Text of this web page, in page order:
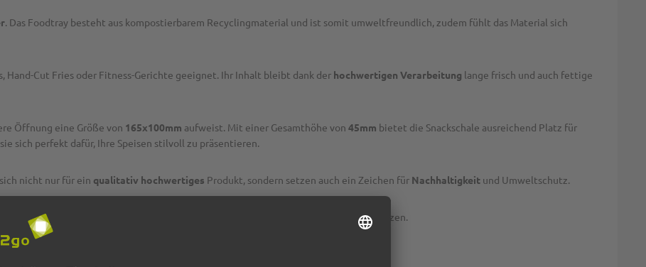
. Das Foodtray besteht aus kompostierbarem Recyclingmaterial und ist somit umweltfreundlich, zudem fühlt das Material sich
Hand-Cut Fries oder Fitness-Gerichte geeignet. Ihr Inhalt bleibt dank der hochwertigen Verarbeitung lange frisch und auch fettige
Öffnung eine Größe von 165x100mm aufweist. Mit einer Gesamthöhe von 45mm bietet die Snackschale ausreichend Platz für
sich perfekt dafür, Ihre Speisen stilvoll zu präsentieren.
nicht nur für ein qualitativ hochwertiges Produkt, sondern setzen auch ein Zeichen für Nachhaltigkeit und Umweltschutz.
Optik und lässt Ihre Kunden erkennen, dass Sie auf ökologische Verpackungen setzen.